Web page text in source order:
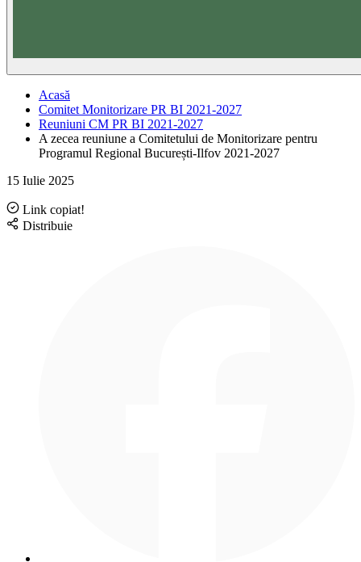
Acasă
Comitet Monitorizare PR BI 2021-2027
Reuniuni CM PR BI 2021-2027
A zecea reuniune a Comitetului de Monitorizare pentru
Programul Regional București-Ilfov 2021-2027
15 Iulie 2025
Link copiat!
Distribuie